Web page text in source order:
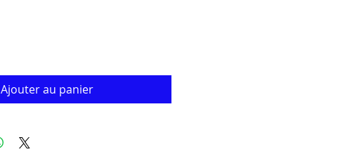
Ajouter au panier